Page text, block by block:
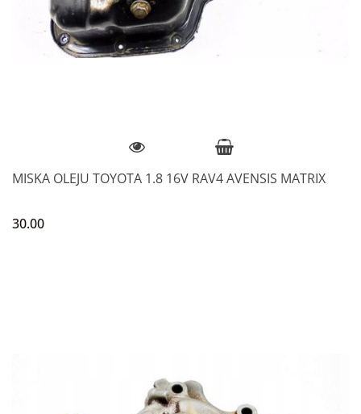
MISKA OLEJU TOYOTA 1.8 16V RAV4 AVENSIS MATRIX
30.00